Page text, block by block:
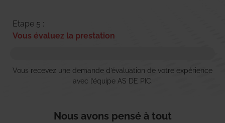
Etape 5 :
Vous évaluez la prestation
Vous recevez une demande d’évaluation de votre expérience
avec l’équipe AS DE PIC.
Nous avons pensé à tout